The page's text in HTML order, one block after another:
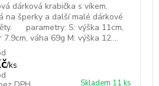
dárková krabička s víkem,
na šperky a další malé dárkové
parametry: S: výška 11cm,
7.9cm, váha 69g M: výška 12....
/ks
Skladem 11 ks